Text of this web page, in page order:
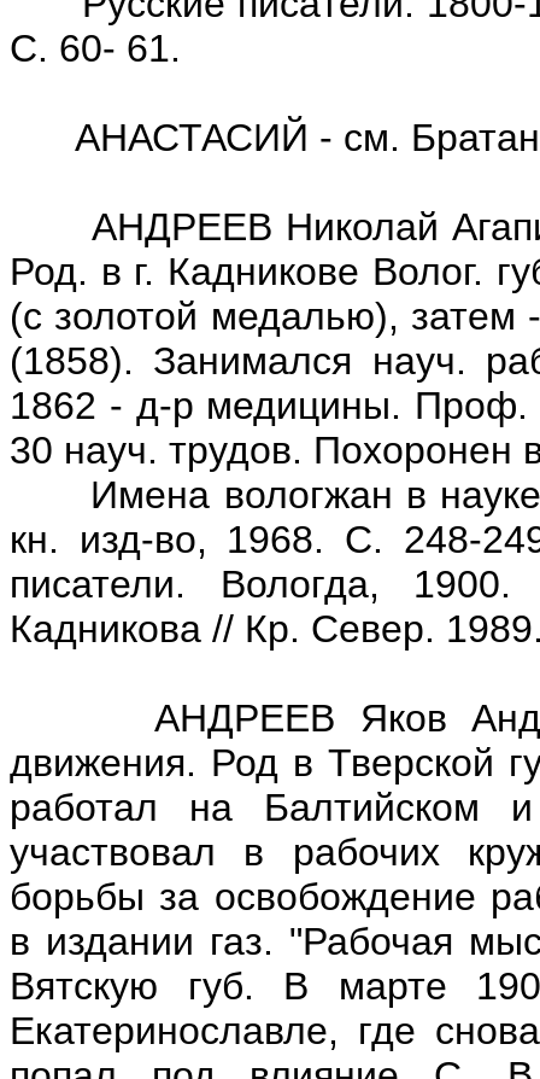
С. 60- 61.
АНАСТАСИЙ - см.
АНДРЕЕВ Николай
Род. в г. Кадникове Волог.
(с золотой медалью), затем
(1858). Занимался науч.
1862 - д-р медицины. Проф.
30 науч. трудов. Похоронен
Имена вологжан в науке
кн. изд-во, 1968. С. 248-
писатели. Вологда,
Кадникова // Кр. Север.
АНДРЕЕВ Яков
движения. Род в Тверской
работал на Балтийском
участвовал в рабочих
борьбы за освобождение
в издании газ. "Рабочая
Вятскую губ. В марте
Екатеринославле, где